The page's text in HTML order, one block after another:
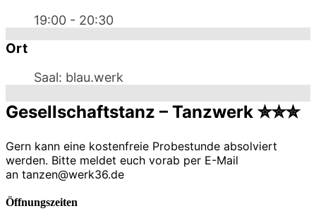
19:00 - 20:30
Ort
Saal: blau.werk
Gesellschaftstanz – Tanzwerk ✮✮✮
Gern kann eine kostenfreie Probestunde absolviert
werden. Bitte meldet euch vorab per E-Mail
an tanzen@werk36.de
Öffnungszeiten